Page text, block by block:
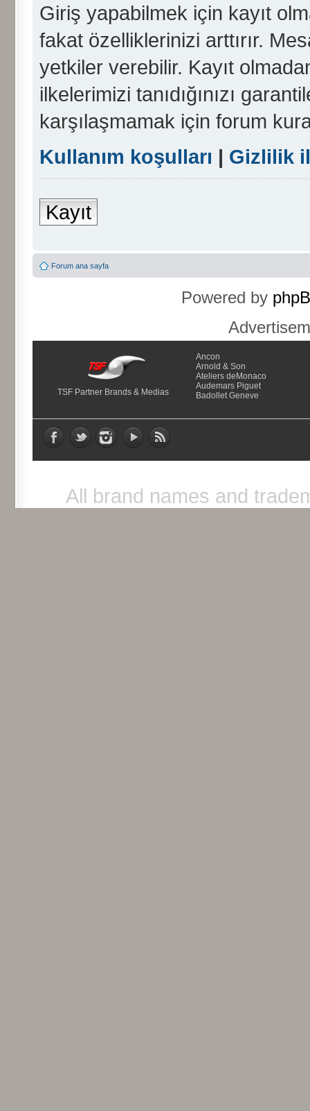
Giriş yapabilmek için kayıt
fakat özelliklerinizi arttırır.
yetkiler verebilir. Kayıt
ilkelerimizi tanıdığınızı
karşılaşmamak için forum
Kullanım koşulları | Gizlilik
Kayıt
Forum ana sayfa
Powered by
TSF Partner Brands & Medias
Ancon
Arnold & Son
Ateliers deMonaco
Audemars Piguet
Badollet Geneve
All brand names and